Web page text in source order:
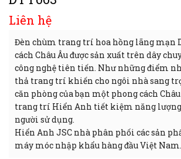
Liên hệ
Đèn chùm trang trí hoa hồng lãng mạn
cách Châu Âu được sản xuất trên dây
công nghệ tiên tiến. Như những điểm
thả trang trí khiến cho ngôi nhà sang
căn phòng của bạn một phong cách
trang trí Hiển Anh tiết kiệm năng
người sử dụng.
Hiển Anh JSC nhà phân phối các sản
máy móc nhập khẩu hàng đầu Việt Nam.